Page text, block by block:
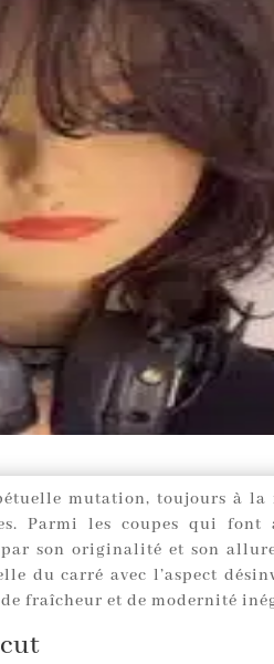
mutation, toujours à la
Parmi les coupes qui font
son originalité et son
du carré avec l’aspect
fraîcheur et de modernité